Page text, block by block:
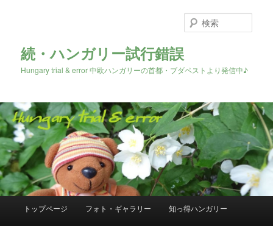
続・ハンガリー試行錯誤
Hungary trial & error 中欧ハンガリーの首都・ブダペストより発信中♪
索
メ
トップページ フォト・ギャラリー 知っ得ハンガリー